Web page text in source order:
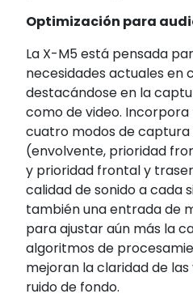
Optimización para
La X-M5 está pensada
necesidades actuales en
destacándose en la
como de video.
cuatro modos de captura
(envolvente, prioridad
y prioridad frontal y
calidad de sonido a cada
también una entrada de
para ajustar aún más la
algoritmos de
mejoran la claridad de
ruido de fondo.